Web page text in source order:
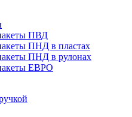
ПВД
ПНД в пластах
ПНД в рулонах
ЕВРО